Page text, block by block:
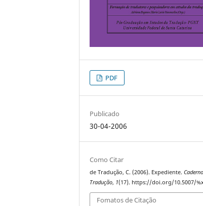
PDF
Publicado
30-04-2006
Como Citar
de Tradução, C. (2006). Expediente.
Tradução, 1(17). https://doi.org/10.5007/
Fomatos de Citação